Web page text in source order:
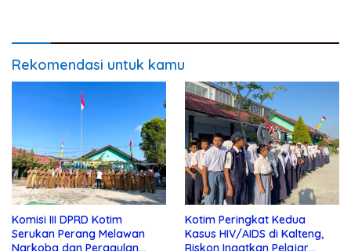
Rekomendasi untuk kamu
Komisi III DPRD Kotim
Serukan Perang Melawan
Narkoba dan Pergaulan
Kotim Peringkat Kedua
Kasus HIV/AIDS di Kalteng,
Riskon Ingatkan Pelajar